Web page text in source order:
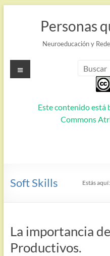
Personas
Neuroeducación y
Este contenido está
Commons
Menú
Soft Skills Estás aquí:
La importancia
Productivos.